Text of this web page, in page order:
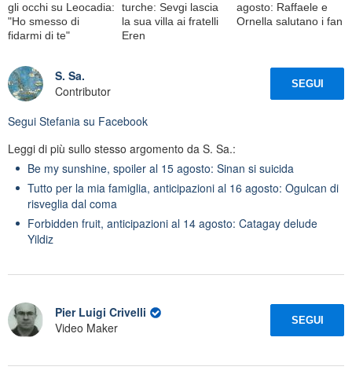
gli occhi su Leocadia:
"Ho smesso di
fidarmi di te"
turche: Sevgi lascia
la sua villa ai fratelli
Eren
agosto: Raffaele e
Ornella salutano i fan
S. Sa.
Contributor
SEGUI
Segui Stefania su Facebook
Leggi di più sullo stesso argomento da S. Sa.:
Be my sunshine, spoiler al 15 agosto: Sinan si suicida
Tutto per la mia famiglia, anticipazioni al 16 agosto: Ogulcan di
risveglia dal coma
Forbidden fruit, anticipazioni al 14 agosto: Catagay delude
Yildiz
Pier Luigi Crivelli
Video Maker
SEGUI